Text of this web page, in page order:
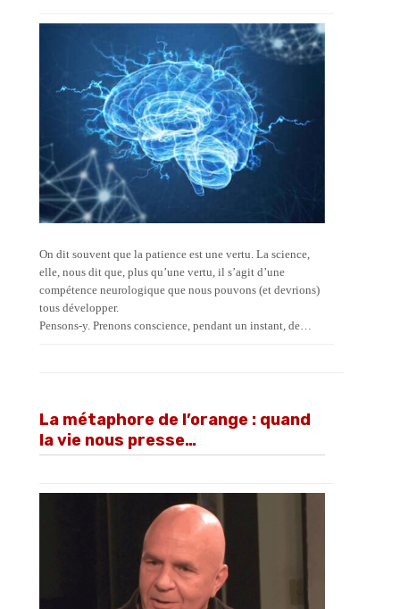
On dit souvent que la patience est une vertu. La science,
elle, nous dit que, plus qu’une vertu, il s’agit d’une
compétence neurologique que nous pouvons (et devrions)
tous développer.
Pensons-y. Prenons conscience, pendant un instant, de…
La métaphore de l’orange : quand
la vie nous presse…